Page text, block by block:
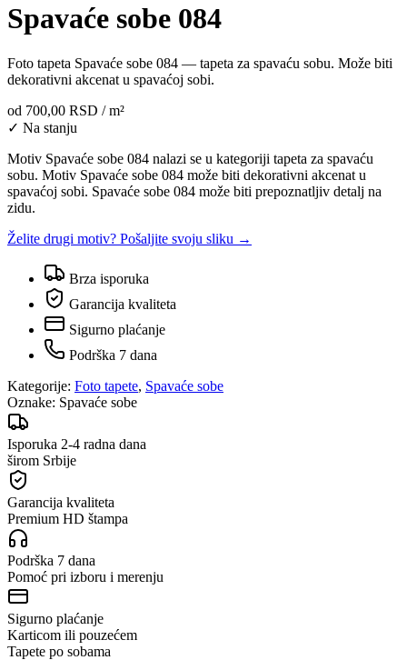
Spavaće sobe 084
Foto tapeta Spavaće sobe 084 — tapeta za spavaću sobu. Može biti
dekorativni akcenat u spavaćoj sobi.
od 700,00 RSD / m²
✓ Na stanju
Motiv Spavaće sobe 084 nalazi se u kategoriji tapeta za spavaću
sobu. Motiv Spavaće sobe 084 može biti dekorativni akcenat u
spavaćoj sobi. Spavaće sobe 084 može biti prepoznatljiv detalj na
zidu.
Želite drugi motiv? Pošaljite svoju sliku →
Brza isporuka
Garancija kvaliteta
Sigurno plaćanje
Podrška 7 dana
Kategorije: Foto tapete, Spavaće sobe
Oznake: Spavaće sobe
Isporuka 2-4 radna dana
širom Srbije
Garancija kvaliteta
Premium HD štampa
Podrška 7 dana
Pomoć pri izboru i merenju
Sigurno plaćanje
Karticom ili pouzećem
Tapete po sobama